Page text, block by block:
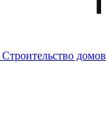
Строительство домов